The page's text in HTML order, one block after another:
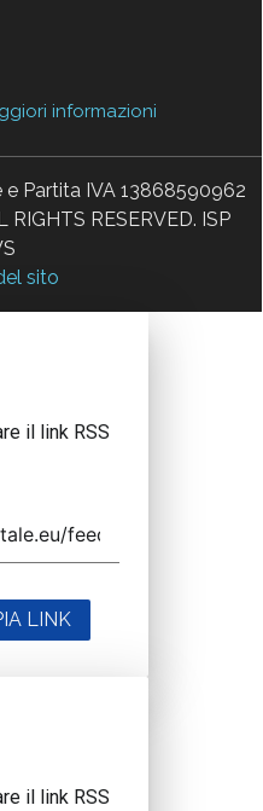
informazioni
Partita IVA 13868590962
RESERVED. ISP
sito
il link RSS
LINK
il link RSS